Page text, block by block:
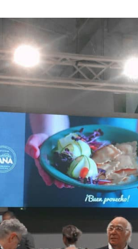
31 Marzo 2019